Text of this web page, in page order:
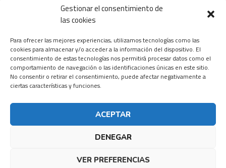
Gestionar el consentimiento de
las cookies
Para ofrecer las mejores experiencias, utilizamos tecnologías como las
cookies para almacenar y/o acceder a la información del dispositivo. El
consentimiento de estas tecnologías nos permitirá procesar datos como el
comportamiento de navegación o las identificaciones únicas en este sitio.
No consentir o retirar el consentimiento, puede afectar negativamente a
ciertas características y funciones.
ACEPTAR
DENEGAR
VER PREFERENCIAS
basketinstitution@gmail.com
Copyright © 2023 | Basket Institution
Nosotros en redes
Aviso Legal|Condiciones generales
Cookies